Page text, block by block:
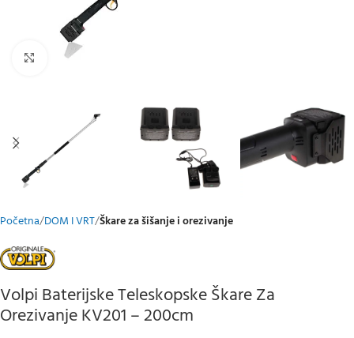
Klikni za uvećani prikaz
Početna DOM I VRT Škare za šišanje i orezivanje
Volpi Baterijske Teleskopske Škare Za
Orezivanje KV201 – 200cm